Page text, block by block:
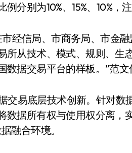
分别为10%、15%、10%，
经信局、市商务局、市金
所从技术、模式、规则、生
据交易平台的样板。”范文
交易底层技术创新。针对数
数据所有权与使用权分离，
融合环境。